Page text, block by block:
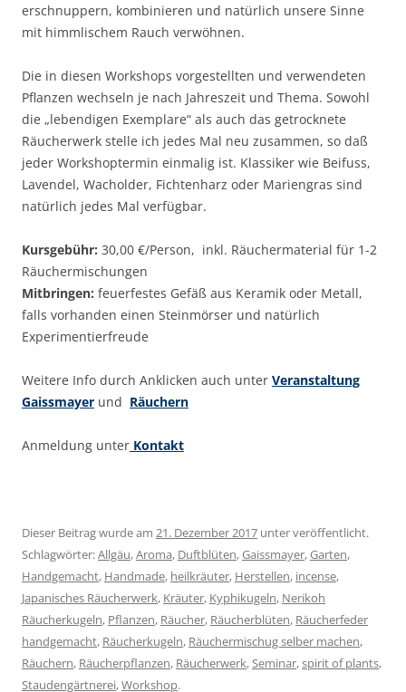
erschnuppern, kombinieren und natürlich unsere Sinne
mit himmlischem Rauch verwöhnen.
Die in diesen Workshops vorgestellten und verwendeten
Pflanzen wechseln je nach Jahreszeit und Thema. Sowohl
die „lebendigen Exemplare“ als auch das getrocknete
Räucherwerk stelle ich jedes Mal neu zusammen, so daß
jeder Workshoptermin einmalig ist. Klassiker wie Beifuss,
Lavendel, Wacholder, Fichtenharz oder Mariengras sind
natürlich jedes Mal verfügbar.
Kursgebühr: 30,00 €/Person, inkl. Räuchermaterial für 1-2
Räuchermischungen
Mitbringen: feuerfestes Gefäß aus Keramik oder Metall,
falls vorhanden einen Steinmörser und natürlich
Experimentierfreude
Weitere Info durch Anklicken auch unter Veranstaltung
Gaissmayer und Räuchern
Anmeldung unter Kontakt
Dieser Beitrag wurde am 21. Dezember 2017 unter veröffentlicht.
Schlagwörter:Allgäu,Aroma, Duftblüten,Gaissmayer,Garten,
Handgemacht, Handmade, heilkräuter, Herstellen, incense,
Japanisches Räucherwerk, Kräuter, Kyphikugeln, Nerikoh
Räucherkugeln, Pflanzen, Räucher, Räucherblüten, Räucherfeder
handgemacht, Räucherkugeln, Räuchermischug selber machen,
Räuchern, Räucherpflanzen, Räucherwerk,Seminar,spirit of plants,
Staudengärtnerei,Workshop.